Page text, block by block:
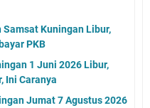
Kuningan Libur,
PKB
1 Juni 2026 Libur,
Ini Caranya
Jumat 7 Agustus 2026